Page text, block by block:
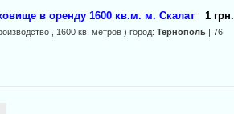
в оренду 1600 кв.м. м. Скалат 1 грн.
, 1600 кв. метров ) город:Тернополь | 76